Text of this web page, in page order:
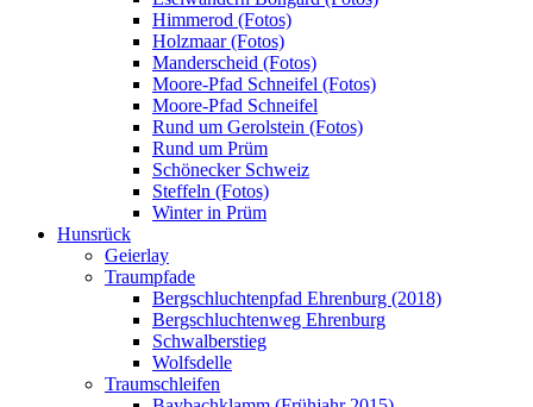
Himmerod (Fotos)
Holzmaar (Fotos)
Manderscheid (Fotos)
Moore-Pfad Schneifel (Fotos)
Moore-Pfad Schneifel
Rund um Gerolstein (Fotos)
Rund um Prüm
Schönecker Schweiz
Steffeln (Fotos)
Winter in Prüm
Hunsrück
Geierlay
Traumpfade
Bergschluchtenpfad Ehrenburg (2018)
Bergschluchtenweg Ehrenburg
Schwalberstieg
Wolfsdelle
Traumschleifen